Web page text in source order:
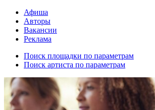
Афиша
Авторы
Вакансии
Реклама
Поиск площадки по параметрам
Поиск артиста по параметрам